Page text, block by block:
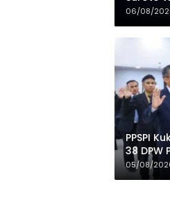
Merah
06/08/
PPSPI
38 DPW
05/08/